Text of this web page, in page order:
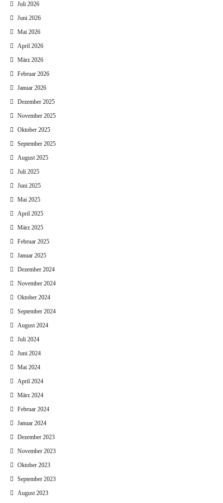
Juli 2026
Juni 2026
Mai 2026
April 2026
März 2026
Februar 2026
Januar 2026
Dezember 2025
November 2025
Oktober 2025
September 2025
August 2025
Juli 2025
Juni 2025
Mai 2025
April 2025
März 2025
Februar 2025
Januar 2025
Dezember 2024
November 2024
Oktober 2024
September 2024
August 2024
Juli 2024
Juni 2024
Mai 2024
April 2024
März 2024
Februar 2024
Januar 2024
Dezember 2023
November 2023
Oktober 2023
September 2023
August 2023